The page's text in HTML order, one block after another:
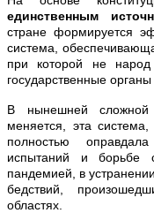
единственным
стране формируется
система,
при которой не народ
государственные
В нынешней сложной
меняется, эта
полностью
испытаний и борьбе
пандемией, в
бедствий,
областях.